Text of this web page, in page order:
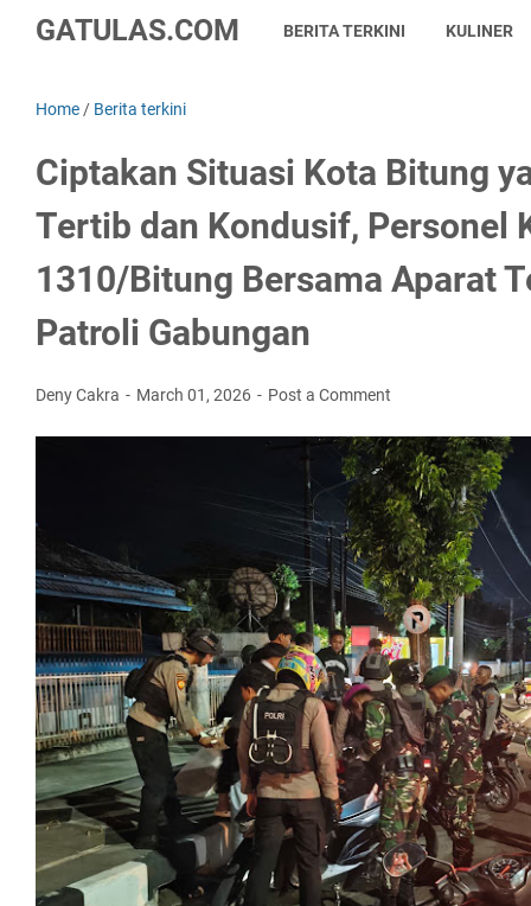
GATULAS.COM BERITA TERKINI KULINER
Home / Berita terkini
Ciptakan Situasi Kota Bitung
Tertib dan Kondusif, Personel
1310/Bitung Bersama Aparat
Patroli Gabungan
Deny Cakra March 01, 2026 Post a Comment